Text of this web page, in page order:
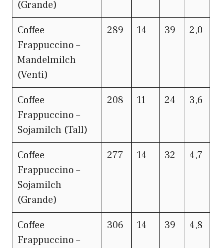
(Grande)
Coffee
Frappuccino –
Mandelmilch
(Venti)
289 14 39 2,0
Coffee
Frappuccino –
Sojamilch (Tall)
208 11 24 3,6
Coffee
Frappuccino –
Sojamilch
(Grande)
277 14 32 4,7
Coffee
Frappuccino –
306 14 39 4,8